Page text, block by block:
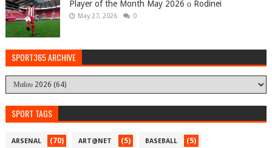
Player of the Month May 2026 ο Rodinei
May 27, 2026 0
SPORT365 ARCHIVE
SPORT TAGS
ARSENAL (70) ART@NET (5) BASEBALL (5)